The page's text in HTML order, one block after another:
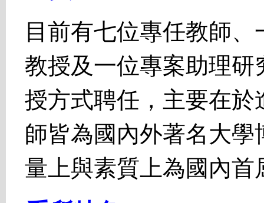
目前有七位專任教師
教授及一位專案助理
授方式聘任，主要在
師皆為國內外著名大
量上與素質上為國內